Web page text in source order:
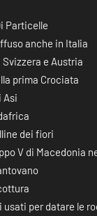
Particelle
anche in Italia
e Austria
prima Crociata
Asi
dei fiori
V di Macedonia
usati per datare le